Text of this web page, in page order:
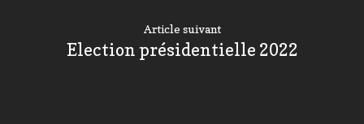
Article suivant
Election présidentielle 2022